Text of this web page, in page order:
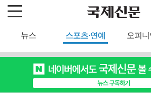
뉴스 스포츠·연예 오피니